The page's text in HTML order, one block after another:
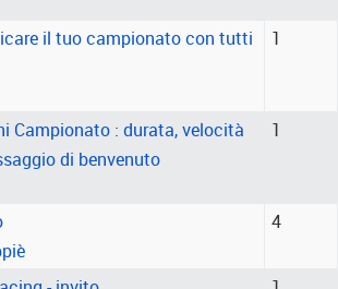
il tuo campionato con tutti
1
Campionato : durata, velocità
di benvenuto
1
4